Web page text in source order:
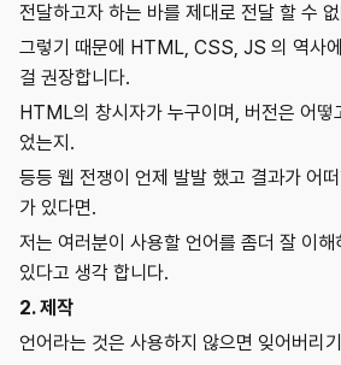
전달하고자 하는 바를 제대로 전달 할 수
그렇기 때문에 HTML, CSS, JS 의 역사
걸 권장합니다.
HTML의 창시자가 누구이며, 버전은 어떻
었는지.
등등 웹 전쟁이 언제 발발 했고 결과가 어
가 있다면.
저는 여러분이 사용할 언어를 좀더 잘 이
있다고 생각 합니다.
2. 제작
언어라는 것은 사용하지 않으면 잊어버리